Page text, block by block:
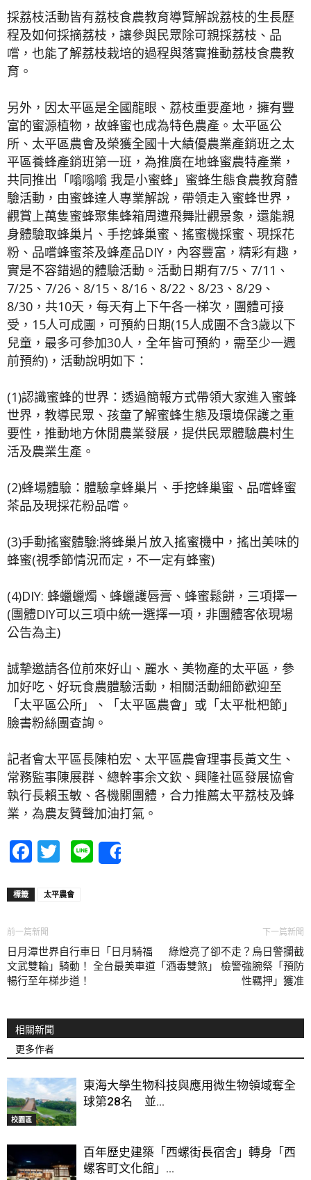
採荔枝活動皆有荔枝食農教育導覽解說荔枝的生長歷
程及如何採摘荔枝，讓參與民眾除可親採荔枝、品
嚐，也能了解荔枝栽培的過程與落實推動荔枝食農教
育。
另外，因太平區是全國龍眼、荔枝重要產地，擁有豐
富的蜜源植物，故蜂蜜也成為特色農產。太平區公
所、太平區農會及榮獲全國十大績優農業產銷班之太
平區養蜂產銷班第一班，為推廣在地蜂蜜農特產業，
共同推出「嗡嗡嗡 我是小蜜蜂」蜜蜂生態食農教育體
驗活動，由蜜蜂達人專業解說，帶領走入蜜蜂世界，
觀賞上萬隻蜜蜂聚集蜂箱周遭飛舞壯觀景象，還能親
身體驗取蜂巢片、手挖蜂巢蜜、搖蜜機採蜜、現採花
粉、品嚐蜂蜜茶及蜂產品DIY，內容豐富，精彩有趣，
實是不容錯過的體驗活動。活動日期有7/5、7/11、
7/25、7/26、8/15、8/16、8/22、8/23、8/29、
8/30，共10天，每天有上下午各一梯次，團體可接
受，15人可成團，可預約日期(15人成團不含3歲以下
兒童，最多可參加30人，全年皆可預約，需至少一週
前預約)，活動說明如下：
(1)認識蜜蜂的世界：透過簡報方式帶領大家進入蜜蜂
世界，教導民眾、孩童了解蜜蜂生態及環境保護之重
要性，推動地方休閒農業發展，提供民眾體驗農村生
活及農業生產。
(2)蜂場體驗：體驗拿蜂巢片、手挖蜂巢蜜、品嚐蜂蜜
茶品及現採花粉品嚐。
(3)手動搖蜜體驗:將蜂巢片放入搖蜜機中，搖出美味的
蜂蜜(視季節情況而定，不一定有蜂蜜)
(4)DIY: 蜂蠟蠟燭、蜂蠟護唇膏、蜂蜜鬆餅，三項擇一
(團體DIY可以三項中統一選擇一項，非團體客依現場
公告為主)
誠摯邀請各位前來好山、麗水、美物產的太平區，參
加好吃、好玩食農體驗活動，相關活動細節歡迎至
「太平區公所」、「太平區農會」或「太平枇杷節」
臉書粉絲團查詢。
記者會太平區長陳柏宏、太平區農會理事長黃文生、
常務監事陳展群、總幹事余文欽、興隆社區發展協會
執行長賴玉敏、各機關團體，合力推薦太平荔枝及蜂
業，為農友贊聲加油打氣。
Facebook
Twitter
Line
標籤 太平農會
前一篇新聞
日月潭世界自行車日「日月騎福
文武雙輪」騎動！ 全台最美車道
暢行至年梯步道！
下一篇新聞
綠燈亮了卻不走？烏日警攔截
「酒毒雙煞」 檢警強腕祭「預防
性羈押」獲准
相關新聞
更多作者
校園區
東海大學生物科技與應用微生物領域奪全
球第28名 並...
百年歷史建築「西螺街長宿舍」轉身「西
螺客町文化館」...